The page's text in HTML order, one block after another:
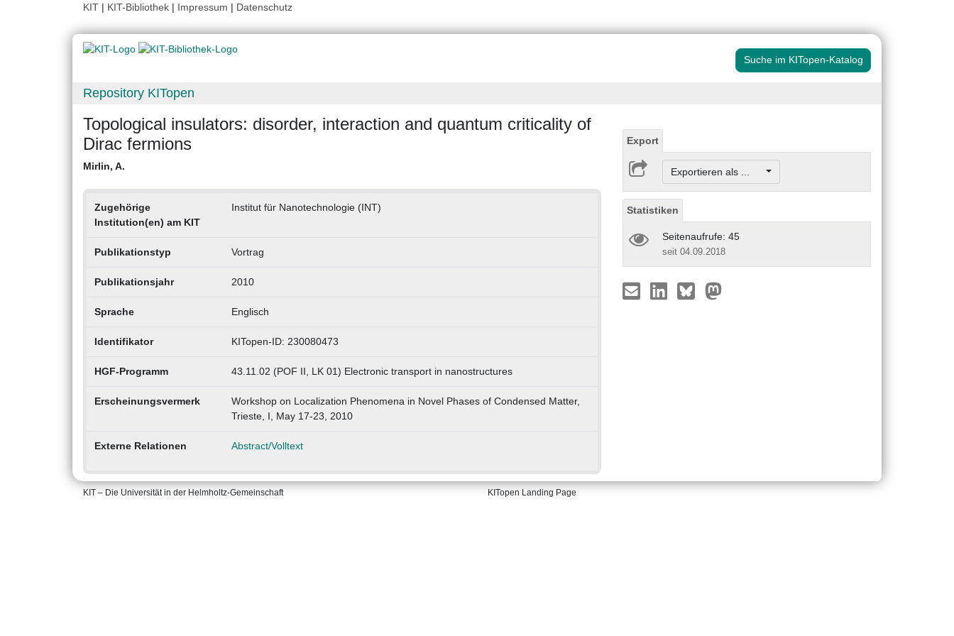
KIT | KIT-Bibliothek | Impressum | Datenschutz
Suche im KITopen-Katalog
Repository KITopen
Topological insulators: disorder, interaction and quantum criticality of
Dirac fermions
Mirlin, A.
Zugehörige
Institution(en) am KIT
Institut für Nanotechnologie (INT)
Publikationstyp Vortrag
Publikationsjahr 2010
Sprache Englisch
Identifikator KITopen-ID: 230080473
HGF-Programm 43.11.02 (POF II, LK 01) Electronic transport in nanostructures
Erscheinungsvermerk
Workshop on Localization Phenomena in Novel Phases of Condensed Matter,
Trieste, I, May 17-23, 2010
Externe Relationen Abstract/Volltext
Export
Exportieren als ...
Statistiken
Seitenaufrufe: 45
seit 04.09.2018
KIT – Die Universität in der Helmholtz-Gemeinschaft KITopen Landing Page